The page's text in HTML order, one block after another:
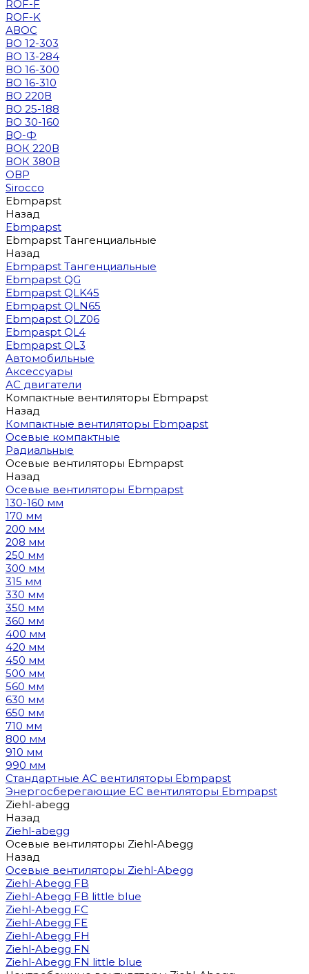
ROF-F
ROF-K
АВОС
ВО 12-303
ВО 13-284
ВО 16-300
ВО 16-310
ВО 220В
ВО 25-188
ВО 30-160
ВО-Ф
ВОК 220В
ВОК 380В
ОВР
Sirocco
Ebmpapst
Назад
Ebmpapst
Ebmpapst Тангенциальные
Назад
Ebmpapst Тангенциальные
Ebmpapst QG
Ebmpapst QLK45
Ebmpapst QLN65
Ebmpapst QLZ06
Ebmpaspt QL4
Ebmpapst QL3
Автомобильные
Аксессуары
АС двигатели
Компактные вентиляторы Ebmpapst
Назад
Компактные вентиляторы Ebmpapst
Осевые компактные
Радиальные
Осевые вентиляторы Ebmpapst
Назад
Осевые вентиляторы Ebmpapst
130-160 мм
170 мм
200 мм
208 мм
250 мм
300 мм
315 мм
330 мм
350 мм
360 мм
400 мм
420 мм
450 мм
500 мм
560 мм
630 мм
650 мм
710 мм
800 мм
910 мм
990 мм
Стандартные AC вентиляторы Ebmpapst
Энергосберегающие EC вентиляторы Ebmpapst
Ziehl-abegg
Назад
Ziehl-abegg
Осевые вентиляторы Ziehl-Abegg
Назад
Осевые вентиляторы Ziehl-Abegg
Ziehl-Abegg FB
Ziehl-Abegg FB little blue
Ziehl-Abegg FC
Ziehl-Abegg FE
Ziehl-Abegg FH
Ziehl-Abegg FN
Ziehl-Abegg FN little blue